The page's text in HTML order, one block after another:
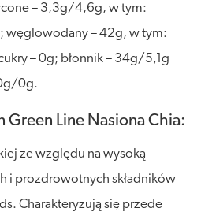
– 3,3g/4,6g, w tym:
węglowodany – 42g, w tym:
– 0g; błonnik – 34g/5,1g
0g.
Green Line Nasiona Chia:
ze względu na wysoką
i prozdrowotnych składników
Charakteryzują się przede